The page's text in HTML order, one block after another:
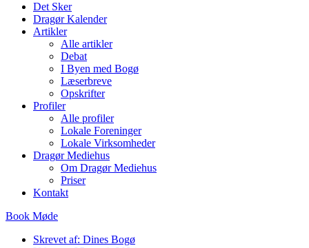
Det Sker
Dragør Kalender
Artikler
Alle artikler
Debat
I Byen med Bogø
Læserbreve
Opskrifter
Profiler
Alle profiler
Lokale Foreninger
Lokale Virksomheder
Dragør Mediehus
Om Dragør Mediehus
Priser
Kontakt
Book Møde
Skrevet af: Dines Bogø